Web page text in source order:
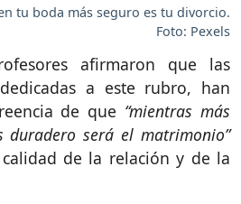
tu boda más seguro es tu divorcio.
Foto: Pexels
afirmaron que las
a este rubro, han
de que “mientras más
duradero será el matrimonio”
de la relación y de la